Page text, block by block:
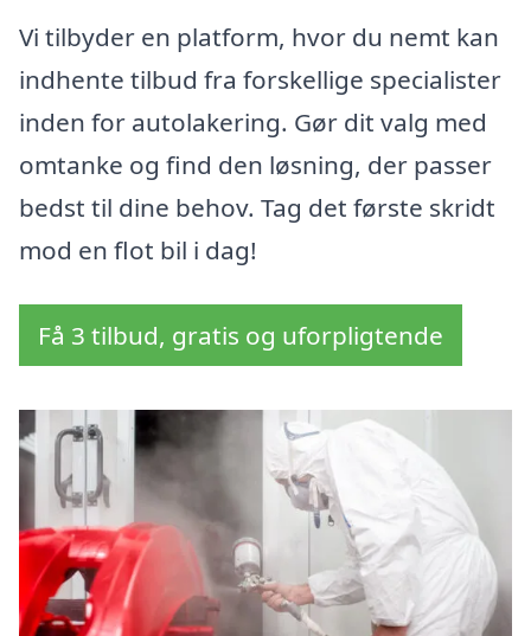
Vi tilbyder en platform, hvor du nemt kan
indhente tilbud fra forskellige specialister
inden for autolakering. Gør dit valg med
omtanke og find den løsning, der passer
bedst til dine behov. Tag det første skridt
mod en flot bil i dag!
Få 3 tilbud, gratis og uforpligtende